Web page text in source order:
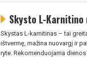
Skysto L-
Skystas L-karnitinas – tai
ištvermę, mažina nuovargį ir
ryte. Rekomenduojama